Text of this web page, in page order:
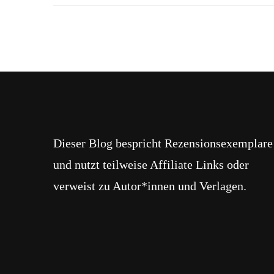
Dieser Blog bespricht Rezensionsexemplare
und nutzt teilweise Affiliate Links oder
verweist zu Autor*innen und Verlagen.